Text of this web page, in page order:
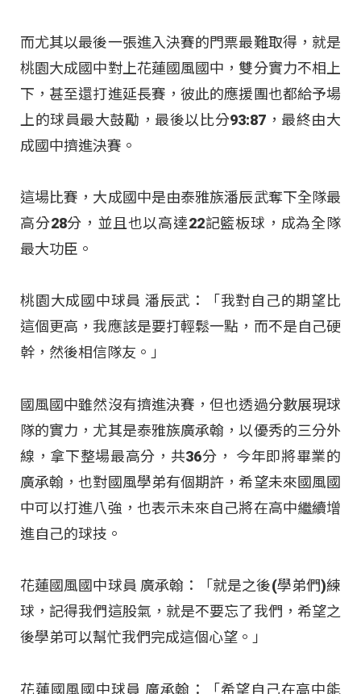
而尤其以最後一張進入決賽的門票最難取得，就是
桃園大成國中對上花蓮國風國中，雙分實力不相上
下，甚至還打進延長賽，彼此的應援團也都給予場
上的球員最大鼓勵，最後以比分93:87，最終由大
成國中擠進決賽。
這場比賽，大成國中是由泰雅族潘辰武奪下全隊最
高分28分，並且也以高達22記籃板球，成為全隊
最大功臣。
桃園大成國中球員 潘辰武：「我對自己的期望比
這個更高，我應該是要打輕鬆一點，而不是自己硬
幹，然後相信隊友。」
國風國中雖然沒有擠進決賽，但也透過分數展現球
隊的實力，尤其是泰雅族廣承翰，以優秀的三分外
線，拿下整場最高分，共36分， 今年即將畢業的
廣承翰，也對國風學弟有個期許，希望未來國風國
中可以打進八強，也表示未來自己將在高中繼續增
進自己的球技。
花蓮國風國中球員 廣承翰：「就是之後(學弟們)練
球，記得我們這股氣，就是不要忘了我們，希望之
後學弟可以幫忙我們完成這個心望。」
花蓮國風國中球員 廣承翰：「希望自己在高中能